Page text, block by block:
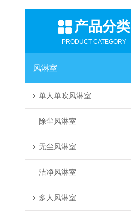
产品分类
PRODUCT CATEGORY
风淋室
单人单吹风淋室
除尘风淋室
无尘风淋室
洁净风淋室
多人风淋室